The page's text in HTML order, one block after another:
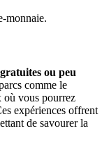
monnaie.
gratuites ou peu
comme le
où vous pourrez
expériences offrent
de savourer la